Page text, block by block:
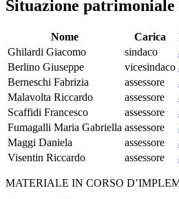
Situazione
Nome Carica
Ghilardi Giacomo
sindaco
Berlino Giuseppe
vicesindaco
Berneschi Fabrizia
assessore
Malavolta Riccardo
assessore
Scaffidi Francesco
assessore
Fumagalli Maria Gabriella assessore
Maggi Daniela
assessore
Visentin Riccardo
assessore
MATERIALE IN CORSO